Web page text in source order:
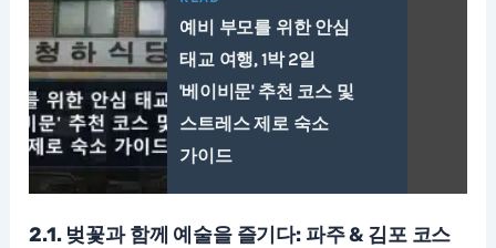
예비 부모를 위한 안심
태교 여행, 1박 2일
'베이비문' 추천 코스 및
스트레스 제로 숙소
가이드
2.1. 벚꽃과 함께 예술을 즐기다: 파주 & 김포 코스